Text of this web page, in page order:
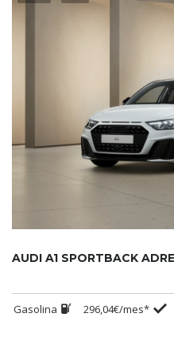
Gasolina 296,04€/mes*